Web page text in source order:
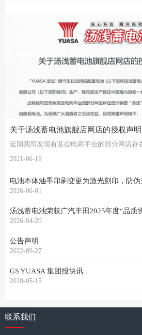
关于汤浅蓄电池旗舰店网店的授权声明
近期我司发现有某些电商平台的部分网店存
2021-06-18
电池本体油墨印刷变更为激光刻印，防
2026-06-01
汤浅蓄电池荣获广汽丰田2025年度“品质
2026-04-29
公告声明
2022-09-27
GS YUASA 集团报快讯
2020-05-15
联系我们